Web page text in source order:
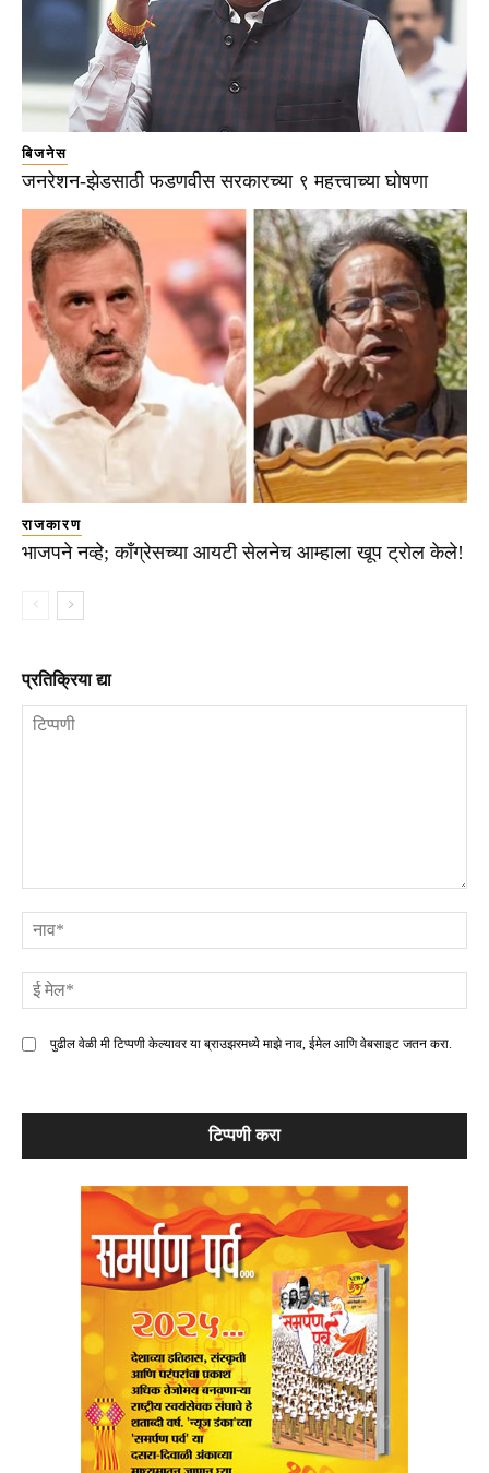
बिजनेस
जनरेशन-झेडसाठी फडणवीस सरकारच्या ९ महत्त्वाच्या घोषणा
राजकारण
भाजपने नव्हे; काँग्रेसच्या आयटी सेलनेच आम्हाला खूप ट्रोल केले!
प्रतिक्रिया द्या
पुढील वेळी मी टिप्पणी केल्यावर या ब्राउझरमध्ये माझे नाव, ईमेल आणि वेबसाइट जतन करा.